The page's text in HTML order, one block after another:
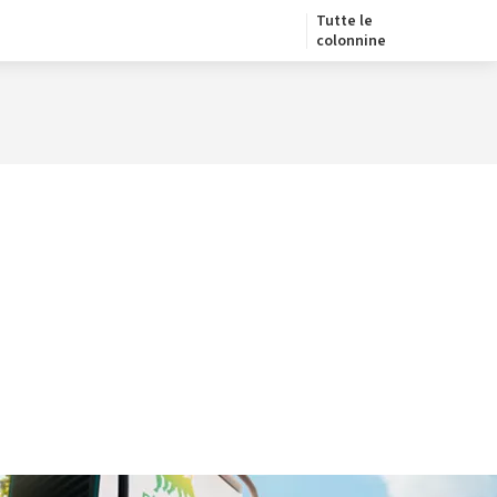
Tutte le
colonnine